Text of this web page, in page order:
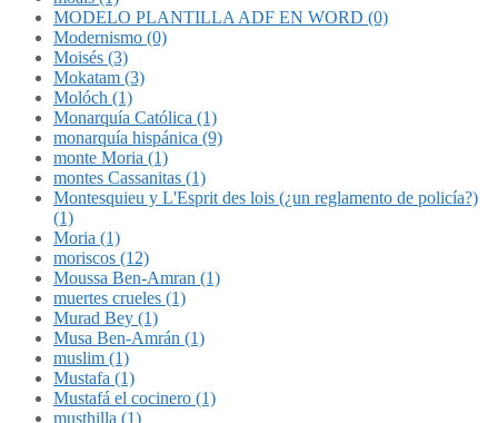
MODELO PLANTILLA ADF EN WORD (0)
Modernismo (0)
Moisés (3)
Mokatam (3)
Molóch (1)
Monarquía Católica (1)
monarquía hispánica (9)
monte Moria (1)
montes Cassanitas (1)
Montesquieu y L'Esprit des lois (¿un reglamento de policía?)
(1)
Moria (1)
moriscos (12)
Moussa Ben-Amran (1)
muertes crueles (1)
Murad Bey (1)
Musa Ben-Amrán (1)
muslim (1)
Mustafa (1)
Mustafá el cocinero (1)
musthilla (1)